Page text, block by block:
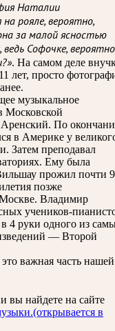
Наталии
рояле, вероятно,
за малой ясностью
Софочке,
. На самом деле
лет, просто
музыкальное
Московской
Аренский. По
в Америке у
Затем преподавал
Ему была
прожил почти
позже
Владимир
учеников-
4 руки одного из
— Второй
важная часть нашей
вы найдете на сайте
(открывается в